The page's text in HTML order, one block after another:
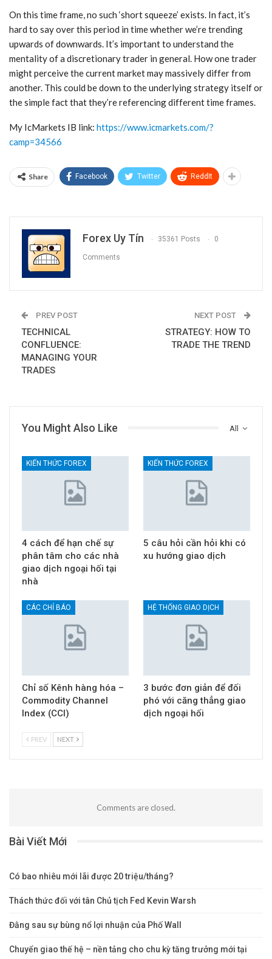
On this time frame, no such ‘short squeeze’ exists. In fact, it’s
hard to say over this period in time whether we’re trending
upwards of downwards. It’s important to understand the
mentality of a discretionary trader in general. How one trader
might perceive the current market may massively differ from
another. This could be down to the underlying strategy itself or
the simple fact that they’re referencing different time frames.
My IcMarkets IB link: https://www.icmarkets.com/?
camp=34566
Share Facebook Twitter ReddIt
Forex Uy Tín 35361 Posts 0
Comments
PREV POST
TECHNICAL
CONFLUENCE:
MANAGING YOUR
TRADES
NEXT POST
STRATEGY: HOW TO
TRADE THE TREND
All
You Might Also Like
KIẾN THỨC FOREX
4 cách để hạn chế sự
phân tâm cho các nhà
giao dịch ngoại hối tại
nhà
KIẾN THỨC FOREX
5 câu hỏi cần hỏi khi có
xu hướng giao dịch
CÁC CHỈ BÁO
Chỉ số Kênh hàng hóa –
Commodity Channel
Index (CCI)
HỆ THỐNG GIAO DỊCH
3 bước đơn giản để đối
phó với căng thẳng giao
dịch ngoại hối
PREV NEXT
Comments are closed.
Bài Viết Mới
Có bao nhiêu mới lãi được 20 triệu/tháng?
Thách thức đối với tân Chủ tịch Fed Kevin Warsh
Đằng sau sự bùng nổ lợi nhuận của Phố Wall
Chuyển giao thế hệ – nền tảng cho chu kỳ tăng trưởng mới tại